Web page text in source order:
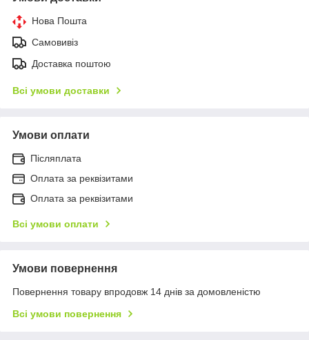
Нова Пошта
Самовивіз
Доставка поштою
Всі умови доставки
Умови оплати
Післяплата
Оплата за реквізитами
Оплата за реквізитами
Всі умови оплати
Умови повернення
Повернення товару впродовж 14 днів за домовленістю
Всі умови повернення